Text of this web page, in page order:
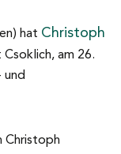
hat Christoph
am 26.
und
Christoph